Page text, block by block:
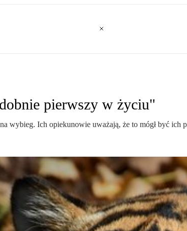
pierwszy w życiu"
wybieg. Ich opiekunowie uważają, że to mógł być ich